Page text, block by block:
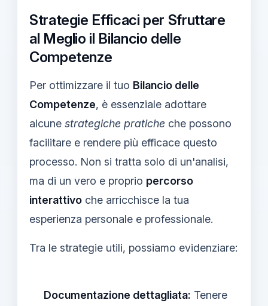
Strategie Efficaci per Sfruttare
al Meglio il Bilancio delle
Competenze
Per ottimizzare il tuo Bilancio delle
Competenze, è essenziale adottare
alcune strategiche pratiche che possono
facilitare e rendere più efficace questo
processo. Non si tratta solo di un'analisi,
ma di un vero e proprio percorso
interattivo che arricchisce la tua
esperienza personale e professionale.
Tra le strategie utili, possiamo evidenziare:
Documentazione dettagliata: Tenere